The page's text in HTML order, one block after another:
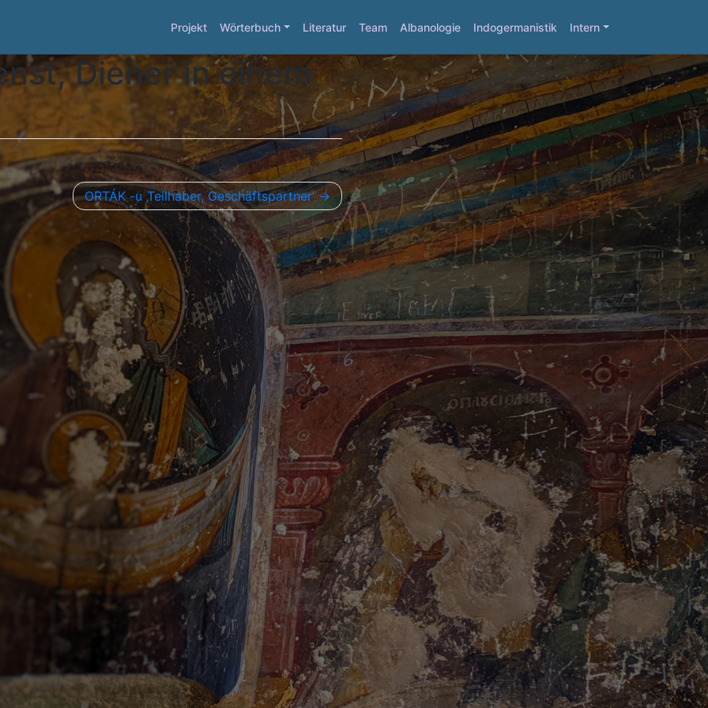
Projekt Wörterbuch Literatur Team Albanologie Indogermanistik Intern
Diener in einem
ORTÁK -u ‚Teilhaber, Geschäftspartner‘